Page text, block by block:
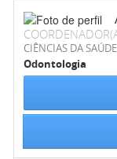
CIÊNCIAS DA SAÚDE
Odontologia